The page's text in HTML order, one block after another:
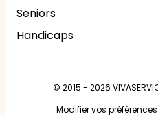
Seniors
Handicaps
© 2015 - 2026
Modifier vos